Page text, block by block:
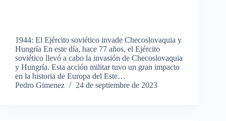
1944: El Ejército soviético invade Checoslovaquia y
Hungría En este día, hace 77 años, el Ejército
soviético llevó a cabo la invasión de Checoslovaquia
y Hungría. Esta acción militar tuvo un gran impacto
en la historia de Europa del Este…
Pedro Gimenez
24 de septiembre de 2023